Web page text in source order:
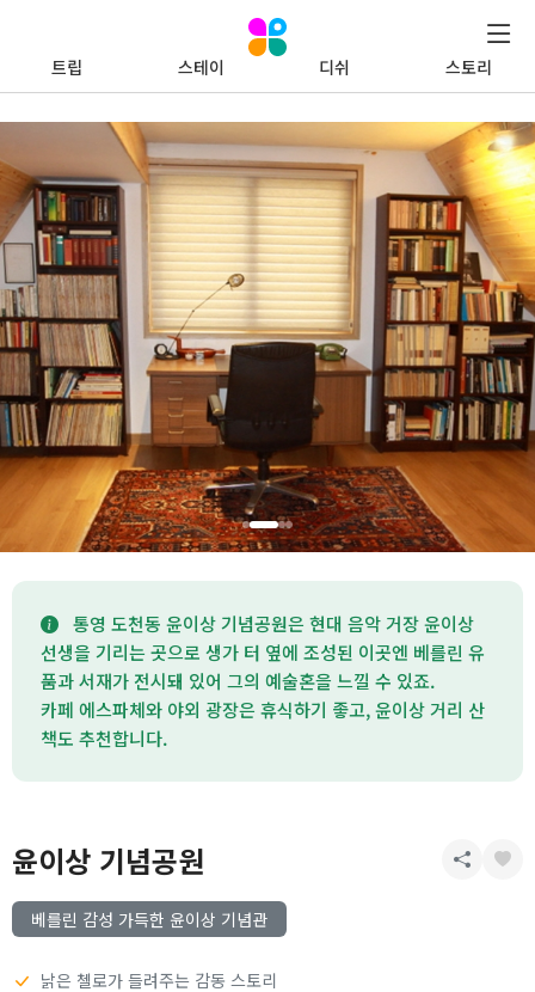
트립 스테이 디쉬 스토리
통영 도천동 윤이상 기념공원은 현대 음악 거장 윤이상
선생을 기리는 곳으로 생가 터 옆에 조성된 이곳엔 베를린 유
품과 서재가 전시돼 있어 그의 예술혼을 느낄 수 있죠.
카페 에스파체와 야외 광장은 휴식하기 좋고, 윤이상 거리 산
책도 추천합니다.
윤이상 기념공원
베를린 감성 가득한 윤이상 기념관
낡은 첼로가 들려주는 감동 스토리